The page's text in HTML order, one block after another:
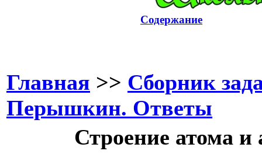
Содержание
Главная >> Сборник
Перышкин. Ответы
Строение атома и